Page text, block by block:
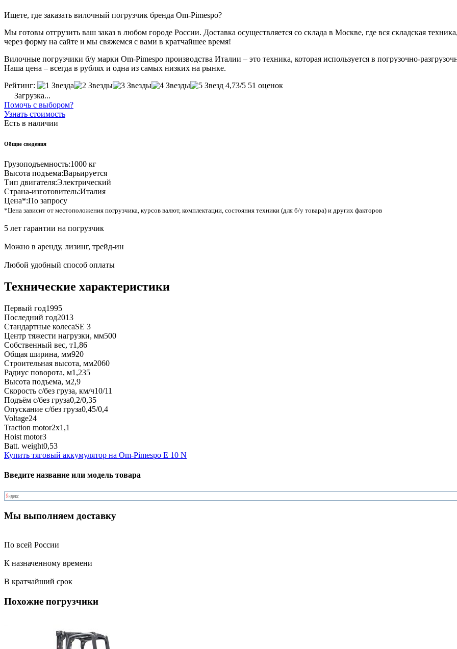
Ищете, где заказать вилочный погрузчик бренда Om-Pimespo?
Мы готовы отгрузить ваш заказ в любом городе России. Доставка осуществляется со склада в Москве, где вся складская
через форму на сайте и мы свяжемся с вами в кратчайшее время!
Вилочные погрузчики б/у марки Om-Pimespo производства Италии – это техника, которая используется в погрузочно-
Наша цена – всегда в рублях и одна из самых низких на рынке.
Рейтинг:
4,73/5 51 оценок
Загрузка...
Помочь с выбором?
Узнать стоимость
Есть в наличии
Общие сведения
Грузоподъемность:1000 кг
Высота подъема:Варьируется
Тип двигателя:Электрический
Страна-изготовитель:Италия
Цена*:По запросу
*Цена зависит от местоположения погрузчика, курсов валют, комплектации, состояния техники (для б/у товара) и других факторов
5 лет гарантии на погрузчик
Можно в аренду, лизинг, трейд-ин
Любой удобный способ оплаты
Технические характеристики
Первый год1995
Последний год2013
Стандартные колесаSE 3
Центр тяжести нагрузки, мм500
Собственный вес, т1,86
Общая ширина, мм920
Строительная высота, мм2060
Радиус поворота, м1,235
Высота подъема, м2,9
Скорость с/без груза, км/ч10/11
Подъём с/без груза0,2/0,35
Опускание с/без груза0,45/0,4
Voltage24
Traction motor2x1,1
Hoist motor3
Batt. weight0,53
Купить тяговый аккумулятор на Om-Pimespo E 10 N
Введите название или модель товара
Мы выполняем доставку
По всей России
К назначенному времени
В кратчайший срок
Похожие погрузчики